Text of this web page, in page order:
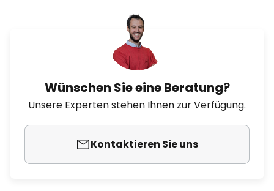
Wünschen Sie eine Beratung?
Unsere Experten stehen Ihnen zur Verfügung.
Kontaktieren Sie uns